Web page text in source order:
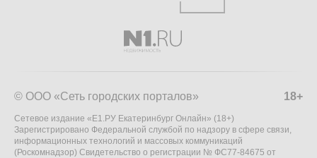
18+
© ООО «Сеть городских порталов»
Сетевое издание «Е1.РУ Екатеринбург Онлайн» (18+)
Зарегистрировано Федеральной службой по надзору в сфере связи,
информационных технологий и массовых коммуникаций
(Роскомнадзор) Свидетельство о регистрации № ФС77-84675 от